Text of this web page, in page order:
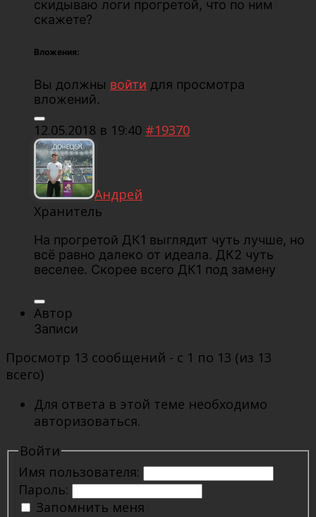
скидываю логи прогретой, что по ним
скажете?
Вложения:
Вы должны войти для просмотра
вложений.
12.05.2018 в 19:40 #19370
Андрей
Хранитель
На прогретой ДК1 выглядит чуть лучше, но
всё равно далеко от идеала. ДК2 чуть
веселее. Скорее всего ДК1 под замену
Автор
Записи
Просмотр 13 сообщений - с 1 по 13 (из 13
всего)
Для ответа в этой теме необходимо
авторизоваться.
Войти
Имя пользователя:
Пароль:
Запомнить меня